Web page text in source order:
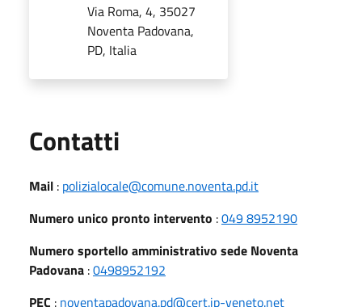
Via Roma, 4, 35027
Noventa Padovana,
PD, Italia
Contatti
Mail : polizialocale@comune.noventa.pd.it
Numero unico pronto intervento :049 8952190
Numero sportello amministrativo sede Noventa
Padovana :0498952192
PEC : noventapadovana.pd@cert.ip-veneto.net